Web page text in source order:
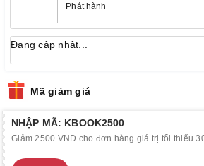
Phát hành
Đang cập nhật...
Mã giảm giá
NHẬP MÃ: KBOOK2500
Giảm 2500 VNĐ cho đơn hàng giá trị tối thiểu